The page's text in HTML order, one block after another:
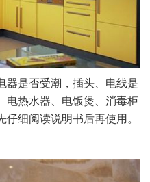
是否受潮，插头、电线是
电热水器、电饭煲、消毒柜
细阅读说明书后再使用。